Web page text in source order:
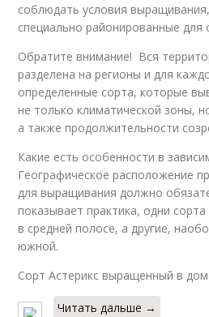
соблюдать условия
специально районированные для
Обратите внимание! Вся
разделена на регионы и для
определенные сорта, которые
не только климатической зоны,
а также продолжительности
Какие есть особенности в
Географическое расположение
для выращивания должно
показывает практика, одни
в средней полосе, а другие,
южной.
Сорт Астерикс выращенный в
Читать дальше →